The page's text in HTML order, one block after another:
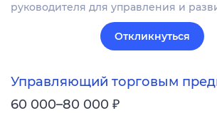
руководителя для управления и
Откликнуться
Управляющий торговым
60 000–80 000 ₽